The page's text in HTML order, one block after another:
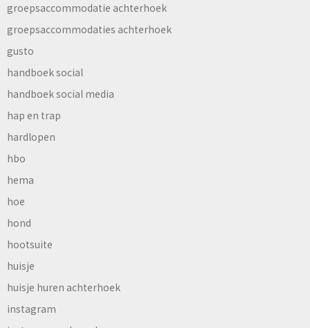
groepsaccommodatie achterhoek
groepsaccommodaties achterhoek
gusto
handboek social
handboek social media
hap en trap
hardlopen
hbo
hema
hoe
hond
hootsuite
huisje
huisje huren achterhoek
instagram